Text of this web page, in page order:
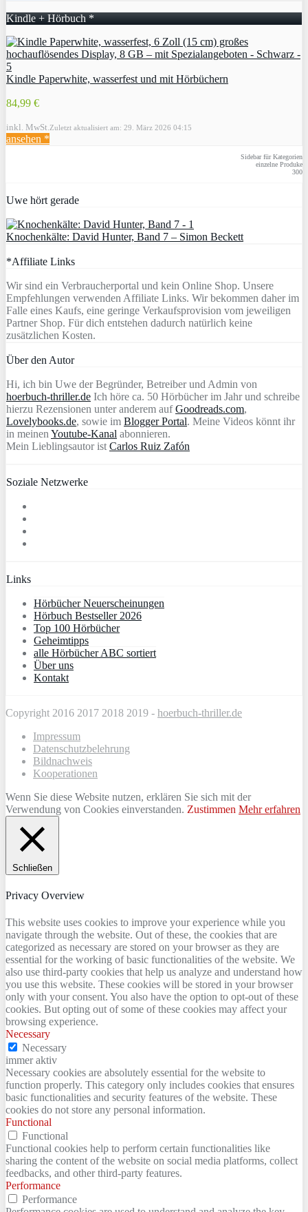
Kindle + Hörbuch *
Kindle Paperwhite, wasserfest und mit Hörbüchern
84,99 €
inkl. MwSt. Zuletzt aktualisiert am: 29. März 2026 04:15
ansehen *
Sidebar für Kategorien
einzelne Produke
300
Uwe hört gerade
Knochenkälte: David Hunter, Band 7 – Simon Beckett
*Affiliate Links
Wir sind ein Verbraucherportal und kein Online Shop. Unsere
Empfehlungen verwenden Affiliate Links. Wir bekommen daher im
Falle eines Kaufs, eine geringe Verkaufsprovision vom jeweiligen
Partner Shop. Für dich entstehen dadurch natürlich keine
zusätzlichen Kosten.
Über den Autor
Hi, ich bin Uwe der Begründer, Betreiber und Admin von
hoerbuch-thriller.de Ich höre ca. 50 Hörbücher im Jahr und schreibe
hierzu Rezensionen unter anderem aufGoodreads.com,
Lovelybooks.de, sowie im Blogger Portal. Meine Videos könnt ihr
in meinen Youtube-Kanal abonnieren.
Mein Lieblingsautor ist Carlos Ruiz Zafón
Soziale Netzwerke
Links
Hörbücher Neuerscheinungen
Hörbuch Bestseller 2026
Top 100 Hörbücher
Geheimtipps
alle Hörbücher ABC sortiert
Über uns
Kontakt
Copyright 2016 2017 2018 2019 - hoerbuch-thriller.de
Impressum
Datenschutzbelehrung
Bildnachweis
Kooperationen
Wenn Sie diese Website nutzen, erklären Sie sich mit der
Verwendung von Cookies einverstanden. Zustimmen Mehr erfahren
Schließen
Privacy Overview
This website uses cookies to improve your experience while you
navigate through the website. Out of these, the cookies that are
categorized as necessary are stored on your browser as they are
essential for the working of basic functionalities of the website. We
also use third-party cookies that help us analyze and understand how
you use this website. These cookies will be stored in your browser
only with your consent. You also have the option to opt-out of these
cookies. But opting out of some of these cookies may affect your
browsing experience.
Necessary
Necessary
immer aktiv
Necessary cookies are absolutely essential for the website to
function properly. This category only includes cookies that ensures
basic functionalities and security features of the website. These
cookies do not store any personal information.
Functional
Functional
Functional cookies help to perform certain functionalities like
sharing the content of the website on social media platforms, collect
feedbacks, and other third-party features.
Performance
Performance